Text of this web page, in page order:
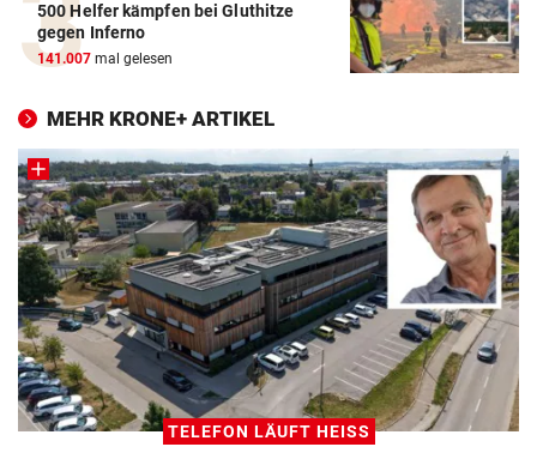
500 Helfer kämpfen bei Gluthitze
gegen Inferno
141.007 mal gelesen
MEHR KRONE+ ARTIKEL
TELEFON LÄUFT HEISS